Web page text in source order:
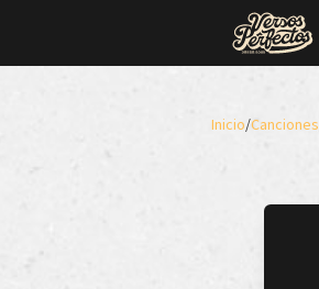
Inicio/Canciones